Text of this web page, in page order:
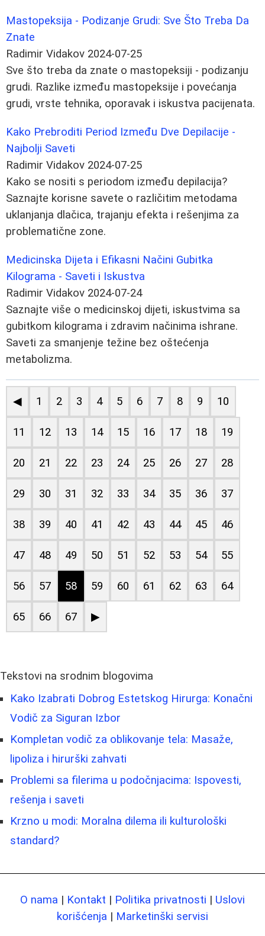
Mastopeksija - Podizanje Grudi: Sve Što Treba Da
Znate
Radimir Vidakov 2024-07-25
Sve što treba da znate o mastopeksiji - podizanju
grudi. Razlike između mastopeksije i povećanja
grudi, vrste tehnika, oporavak i iskustva pacijenata.
Kako Prebroditi Period Između Dve Depilacije -
Najbolji Saveti
Radimir Vidakov 2024-07-25
Kako se nositi s periodom između depilacija?
Saznajte korisne savete o različitim metodama
uklanjanja dlačica, trajanju efekta i rešenjima za
problematične zone.
Medicinska Dijeta i Efikasni Načini Gubitka
Kilograma - Saveti i Iskustva
Radimir Vidakov 2024-07-24
Saznajte više o medicinskoj dijeti, iskustvima sa
gubitkom kilograma i zdravim načinima ishrane.
Saveti za smanjenje težine bez oštećenja
metabolizma.
◀ 1 2 3 4 5 6 7 8 9 10
11 12 13 14 15 16 17 18 19
20 21 22 23 24 25 26 27 28
29 30 31 32 33 34 35 36 37
38 39 40 41 42 43 44 45 46
47 48 49 50 51 52 53 54 55
56 57 58 59 60 61 62 63 64
65 66 67 ▶
Tekstovi na srodnim blogovima
Kako Izabrati Dobrog Estetskog Hirurga: Konačni
Vodič za Siguran Izbor
Kompletan vodič za oblikovanje tela: Masaže,
lipoliza i hirurški zahvati
Problemi sa filerima u podočnjacima: Ispovesti,
rešenja i saveti
Krzno u modi: Moralna dilema ili kulturološki
standard?
O nama | Kontakt | Politika privatnosti | Uslovi
korišćenja | Marketinški servisi